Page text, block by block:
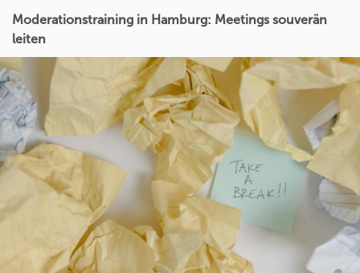
Moderationstraining in Hamburg: Meetings souverän
leiten